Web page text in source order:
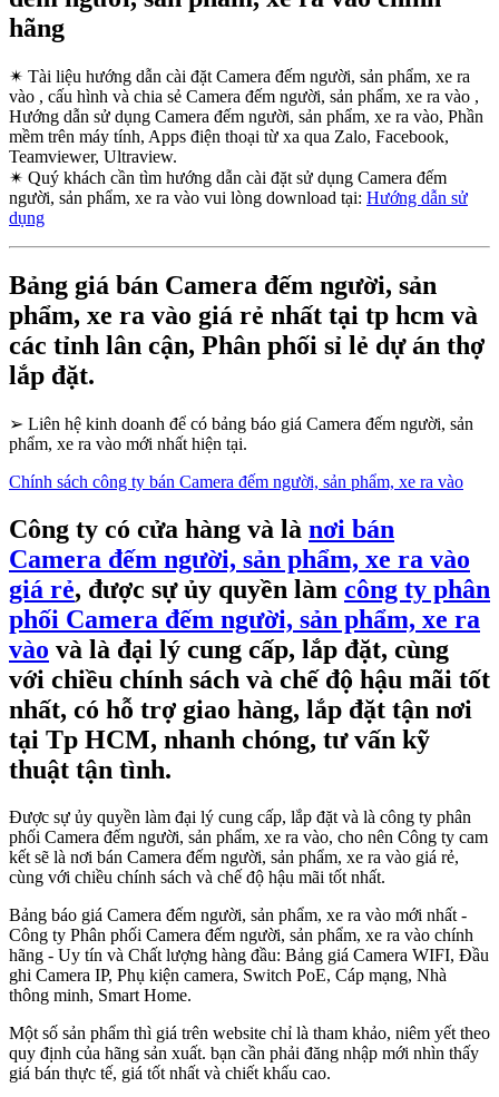
hãng
✴ Tài liệu hướng dẫn cài đặt Camera đếm người, sản phẩm, xe ra
vào , cấu hình và chia sẻ Camera đếm người, sản phẩm, xe ra vào ,
Hướng dẫn sử dụng Camera đếm người, sản phẩm, xe ra vào, Phần
mềm trên máy tính, Apps điện thoại từ xa qua Zalo, Facebook,
Teamviewer, Ultraview.
✴ Quý khách cần tìm hướng dẫn cài đặt sử dụng Camera đếm
người, sản phẩm, xe ra vào vui lòng download tại: Hướng dẫn sử
dụng
Bảng giá bán Camera đếm người, sản
phẩm, xe ra vào giá rẻ nhất tại tp hcm và
các tỉnh lân cận, Phân phối sỉ lẻ dự án thợ
lắp đặt.
➢ Liên hệ kinh doanh để có bảng báo giá Camera đếm người, sản
phẩm, xe ra vào mới nhất hiện tại.
Chính sách công ty bán Camera đếm người, sản phẩm, xe ra vào
Công ty có cửa hàng và là nơi bán
Camera đếm người, sản phẩm, xe ra vào
giá rẻ, được sự ủy quyền làm công ty phân
phối Camera đếm người, sản phẩm, xe ra
vào và là đại lý cung cấp, lắp đặt, cùng
với chiều chính sách và chế độ hậu mãi tốt
nhất, có hỗ trợ giao hàng, lắp đặt tận nơi
tại Tp HCM, nhanh chóng, tư vấn kỹ
thuật tận tình.
Được sự ủy quyền làm đại lý cung cấp, lắp đặt và là công ty phân
phối Camera đếm người, sản phẩm, xe ra vào, cho nên Công ty cam
kết sẽ là nơi bán Camera đếm người, sản phẩm, xe ra vào giá rẻ,
cùng với chiều chính sách và chế độ hậu mãi tốt nhất.
Bảng báo giá Camera đếm người, sản phẩm, xe ra vào mới nhất -
Công ty Phân phối Camera đếm người, sản phẩm, xe ra vào chính
hãng - Uy tín và Chất lượng hàng đầu: Bảng giá Camera WIFI, Đầu
ghi Camera IP, Phụ kiện camera, Switch PoE, Cáp mạng, Nhà
thông minh, Smart Home.
Một số sản phẩm thì giá trên website chỉ là tham khảo, niêm yết theo
quy định của hãng sản xuất. bạn cần phải đăng nhập mới nhìn thấy
giá bán thực tế, giá tốt nhất và chiết khấu cao.